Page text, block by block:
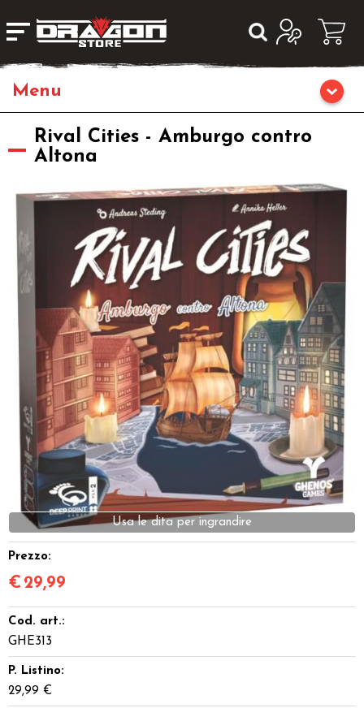
Home
Editoria
Giochi di Carte Collezionabili
Miniature
Dadi
Accessori
Giocattoli e Gadget
Offerte del Dragone
Rival Cities - Amburgo contro
Altona
Usa le dita per ingrandire
Prezzo:
€ 29,99
Cod. art.:
GHE313
P. Listino:
29,99 €